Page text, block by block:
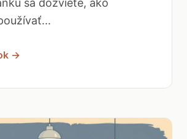
sa dozviete, ako
→